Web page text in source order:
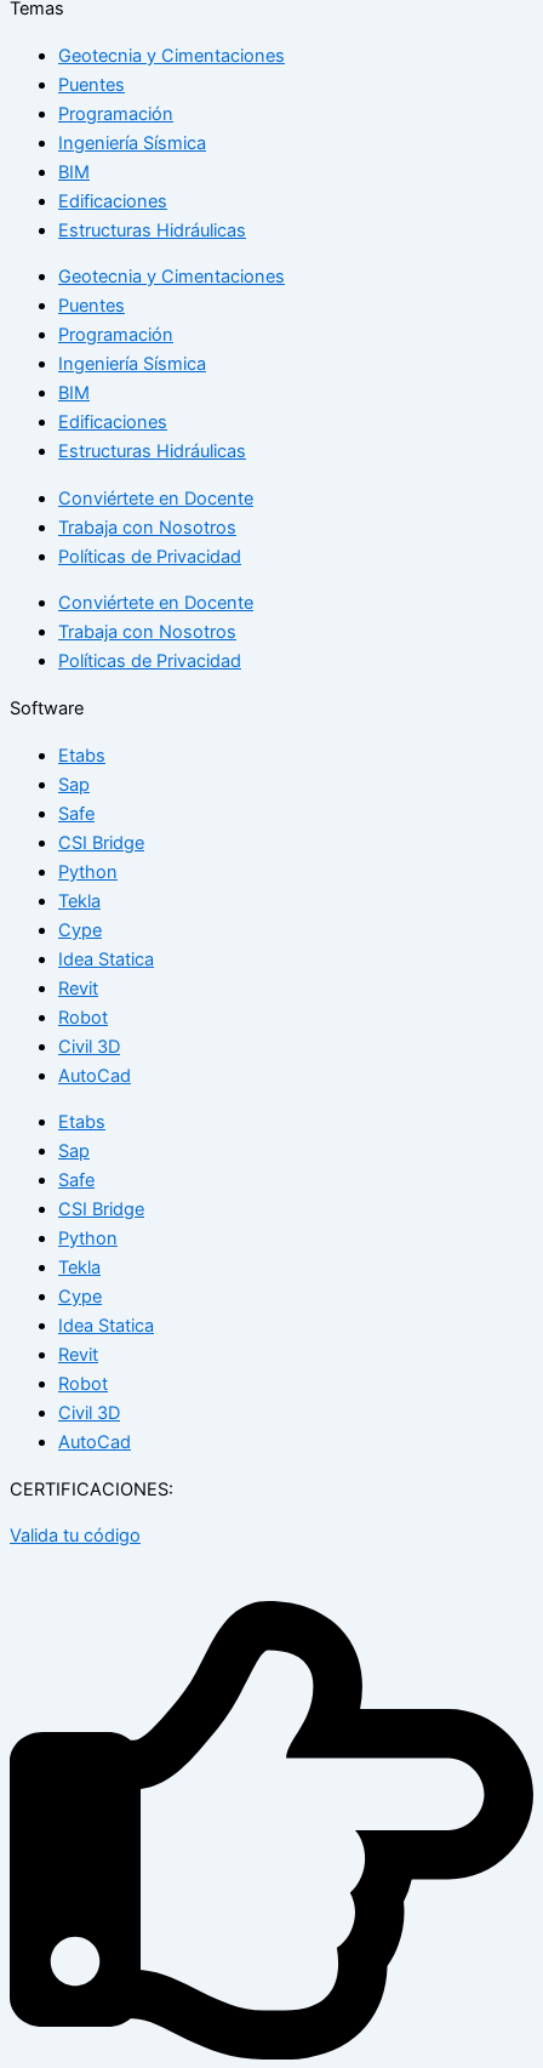
Temas
Geotecnia y Cimentaciones
Puentes
Programación
Ingeniería Sísmica
BIM
Edificaciones
Estructuras Hidráulicas
Geotecnia y Cimentaciones
Puentes
Programación
Ingeniería Sísmica
BIM
Edificaciones
Estructuras Hidráulicas
Conviértete en Docente
Trabaja con Nosotros
Políticas de Privacidad
Conviértete en Docente
Trabaja con Nosotros
Políticas de Privacidad
Software
Etabs
Sap
Safe
CSI Bridge
Python
Tekla
Cype
Idea Statica
Revit
Robot
Civil 3D
AutoCad
Etabs
Sap
Safe
CSI Bridge
Python
Tekla
Cype
Idea Statica
Revit
Robot
Civil 3D
AutoCad
CERTIFICACIONES:
Valida tu código